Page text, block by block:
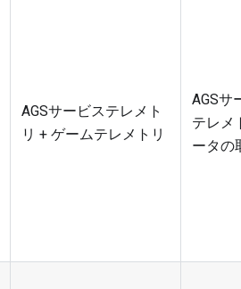
AGSサービステレメト
リ + ゲームテレメトリ
AGSサ
テレメ
ータの